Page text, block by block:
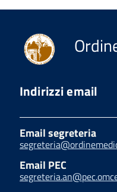
Indirizzi email
Email segreteria
Email PEC